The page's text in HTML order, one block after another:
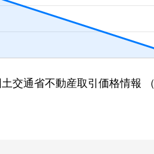
交通省不動産取引価格情報 （